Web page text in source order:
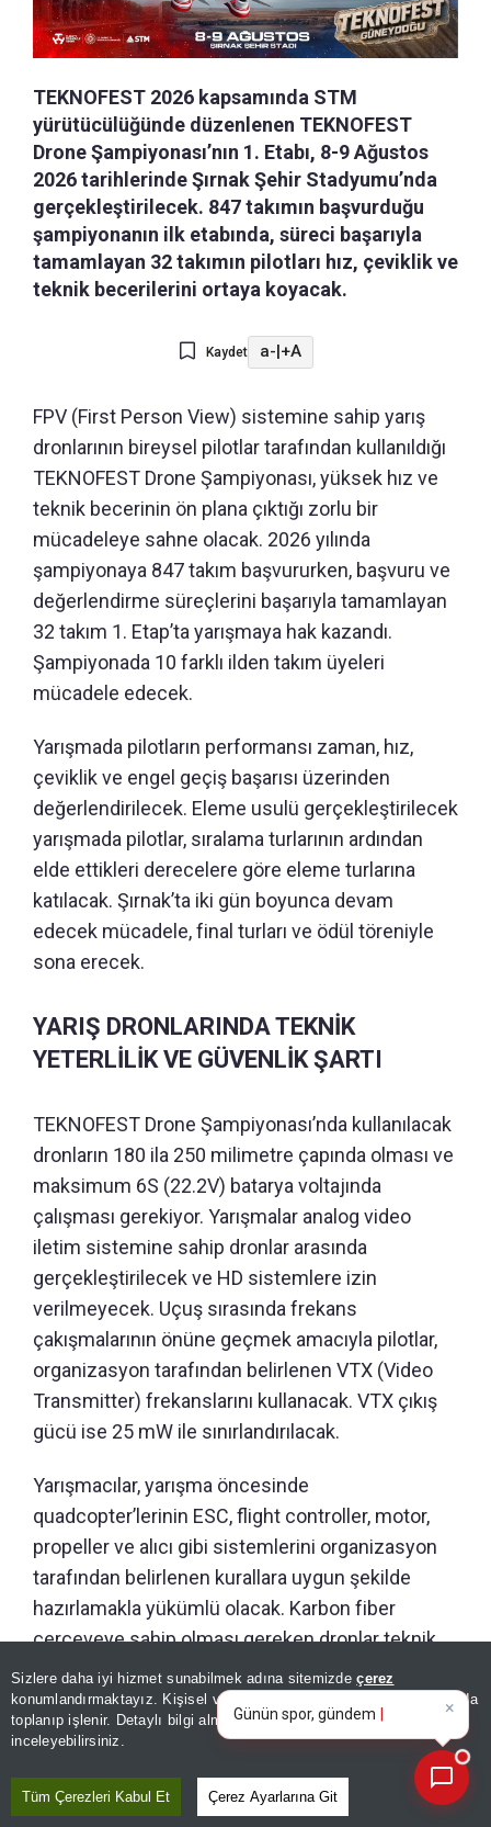
Sizlere daha iyi hizmet sunabilmek adına sitemizdeçerez
konumlandırmaktayız. Kişisel verileriniz, KVKK ve GDPR kapsamında
toplanıp işlenir. Detaylı bilgi almak içinAydınlatma Metnimizi
inceleyebilirsiniz.
Tüm Çerezleri Kabul Et Çerez Ayarlarına Git
TEKNOFEST 2026 kapsamında STM
yürütücülüğünde düzenlenen TEKNOFEST
Drone Şampiyonası’nın 1. Etabı, 8-9 Ağustos
2026 tarihlerinde Şırnak Şehir Stadyumu’nda
gerçekleştirilecek. 847 takımın başvurduğu
şampiyonanın ilk etabında, süreci başarıyla
tamamlayan 32 takımın pilotları hız, çeviklik ve
teknik becerilerini ortaya koyacak.
Kaydet a- +A
FPV (First Person View) sistemine sahip yarış
dronlarının bireysel pilotlar tarafından kullanıldığı
TEKNOFEST Drone Şampiyonası, yüksek hız ve
teknik becerinin ön plana çıktığı zorlu bir
mücadeleye sahne olacak. 2026 yılında
şampiyonaya 847 takım başvururken, başvuru ve
değerlendirme süreçlerini başarıyla tamamlayan
32 takım 1. Etap’ta yarışmaya hak kazandı.
Şampiyonada 10 farklı ilden takım üyeleri
mücadele edecek.
Yarışmada pilotların performansı zaman, hız,
çeviklik ve engel geçiş başarısı üzerinden
değerlendirilecek. Eleme usulü gerçekleştirilecek
yarışmada pilotlar, sıralama turlarının ardından
elde ettikleri derecelere göre eleme turlarına
katılacak. Şırnak’ta iki gün boyunca devam
edecek mücadele, final turları ve ödül töreniyle
sona erecek.
YARIŞ DRONLARINDA TEKNİK
YETERLİLİK VE GÜVENLİK ŞARTI
TEKNOFEST Drone Şampiyonası’nda kullanılacak
dronların 180 ila 250 milimetre çapında olması ve
maksimum 6S (22.2V) batarya voltajında
çalışması gerekiyor. Yarışmalar analog video
iletim sistemine sahip dronlar arasında
gerçekleştirilecek ve HD sistemlere izin
verilmeyecek. Uçuş sırasında frekans
çakışmalarının önüne geçmek amacıyla pilotlar,
organizasyon tarafından belirlenen VTX (Video
Transmitter) frekanslarını kullanacak. VTX çıkış
gücü ise 25 mW ile sınırlandırılacak.
Yarışmacılar, yarışma öncesinde
quadcopter’lerinin ESC, flight controller, motor,
propeller ve alıcı gibi sistemlerini organizasyon
tarafından belirlenen kurallara uygun şekilde
hazırlamakla yükümlü olacak. Karbon fiber
çerçeveye sahip olması gereken dronlar teknik
uygunluk ve güvenlik açısından da
değerlendirilecek. Hakem heyeti tarafından
teknik açıdan uygun bulunmayan veya güvenlik
riski taşıdığı değerlendirilen araçların yarışmasına
izin verilmeyecek. Pilotların da yarışma süresince
Günün spor, gündem ve
ekonomi gelişmelerini analiz
edin!|